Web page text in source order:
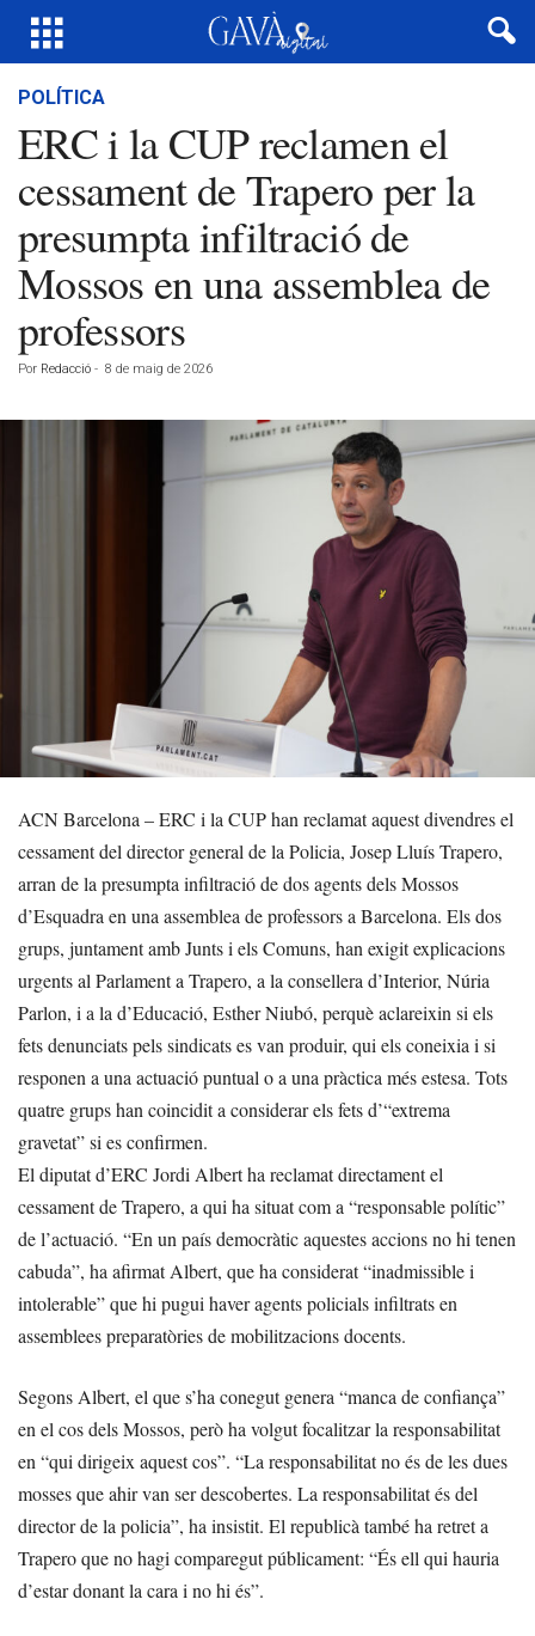
POLÍTICA
ERC i la CUP reclamen el
cessament de Trapero per la
presumpta infiltració de
Mossos en una assemblea de
professors
Por Redacció - 8 de maig de 2026
ACN Barcelona – ERC i la CUP han reclamat aquest divendres el
cessament del director general de la Policia, Josep Lluís Trapero,
arran de la presumpta infiltració de dos agents dels Mossos
d’Esquadra en una assemblea de professors a Barcelona. Els dos
grups, juntament amb Junts i els Comuns, han exigit explicacions
urgents al Parlament a Trapero, a la consellera d’Interior, Núria
Parlon, i a la d’Educació, Esther Niubó, perquè aclareixin si els
fets denunciats pels sindicats es van produir, qui els coneixia i si
responen a una actuació puntual o a una pràctica més estesa. Tots
quatre grups han coincidit a considerar els fets d’“extrema
gravetat” si es confirmen.
El diputat d’ERC Jordi Albert ha reclamat directament el
cessament de Trapero, a qui ha situat com a “responsable polític”
de l’actuació. “En un país democràtic aquestes accions no hi tenen
cabuda”, ha afirmat Albert, que ha considerat “inadmissible i
intolerable” que hi pugui haver agents policials infiltrats en
assemblees preparatòries de mobilitzacions docents.
Segons Albert, el que s’ha conegut genera “manca de confiança”
en el cos dels Mossos, però ha volgut focalitzar la responsabilitat
en “qui dirigeix aquest cos”. “La responsabilitat no és de les dues
mosses que ahir van ser descobertes. La responsabilitat és del
director de la policia”, ha insistit. El republicà també ha retret a
Trapero que no hagi comparegut públicament: “És ell qui hauria
d’estar donant la cara i no hi és”.